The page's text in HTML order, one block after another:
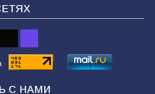
— не поля переходить»: почему
— это
вброс
С НАМИ